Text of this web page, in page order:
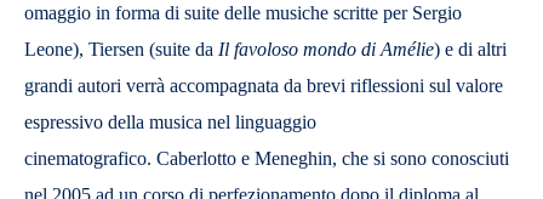
omaggio in forma di suite delle musiche scritte per Sergio
Leone), Tiersen (suite da Il favoloso mondo di Amélie) e di altri
grandi autori verrà accompagnata da brevi riflessioni sul valore
espressivo della musica nel linguaggio
cinematografico. Caberlotto e Meneghin, che si sono conosciuti
nel 2005 ad un corso di perfezionamento dopo il diploma al